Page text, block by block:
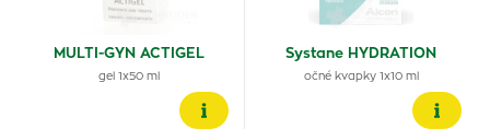
MULTI-GYN ACTIGEL
gel 1x50 ml
Systane HYDRATION
očné kvapky 1x10 ml